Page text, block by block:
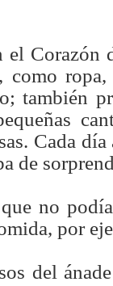
el Corazón
como
también
Cada
de
no
por
del